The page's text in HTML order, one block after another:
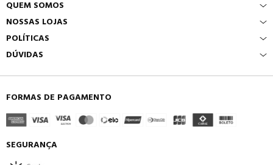
QUEM SOMOS
NOSSAS LOJAS
POLÍTICAS
DÚVIDAS
FORMAS DE PAGAMENTO
SEGURANÇA